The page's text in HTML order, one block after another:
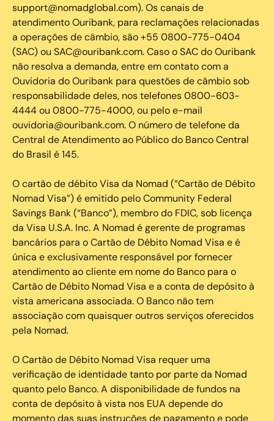
support@nomadglobal.com). Os canais de
atendimento Ouribank, para reclamações relacionadas
a operações de câmbio, são +55 0800-775-0404
(SAC) ou SAC@ouribank.com. Caso o SAC do Ouribank
não resolva a demanda, entre em contato com a
Ouvidoria do Ouribank para questões de câmbio sob
responsabilidade deles, nos telefones 0800-603-
4444 ou 0800-775-4000, ou pelo e-mail
ouvidoria@ouribank.com. O número de telefone da
Central de Atendimento ao Público do Banco Central
do Brasil é 145.
O cartão de débito Visa da Nomad (“Cartão de Débito
Nomad Visa”) é emitido pelo Community Federal
Savings Bank (“Banco”), membro do FDIC, sob licença
da Visa U.S.A. Inc. A Nomad é gerente de programas
bancários para o Cartão de Débito Nomad Visa e é
única e exclusivamente responsável por fornecer
atendimento ao cliente em nome do Banco para o
Cartão de Débito Nomad Visa e a conta de depósito à
vista americana associada. O Banco não tem
associação com quaisquer outros serviços oferecidos
pela Nomad.
O Cartão de Débito Nomad Visa requer uma
verificação de identidade tanto por parte da Nomad
quanto pelo Banco. A disponibilidade de fundos na
conta de depósito à vista nos EUA depende do
momento das suas instruções de pagamento e pode